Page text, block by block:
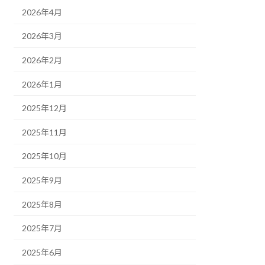
2026年4月
2026年3月
2026年2月
2026年1月
2025年12月
2025年11月
2025年10月
2025年9月
2025年8月
2025年7月
2025年6月